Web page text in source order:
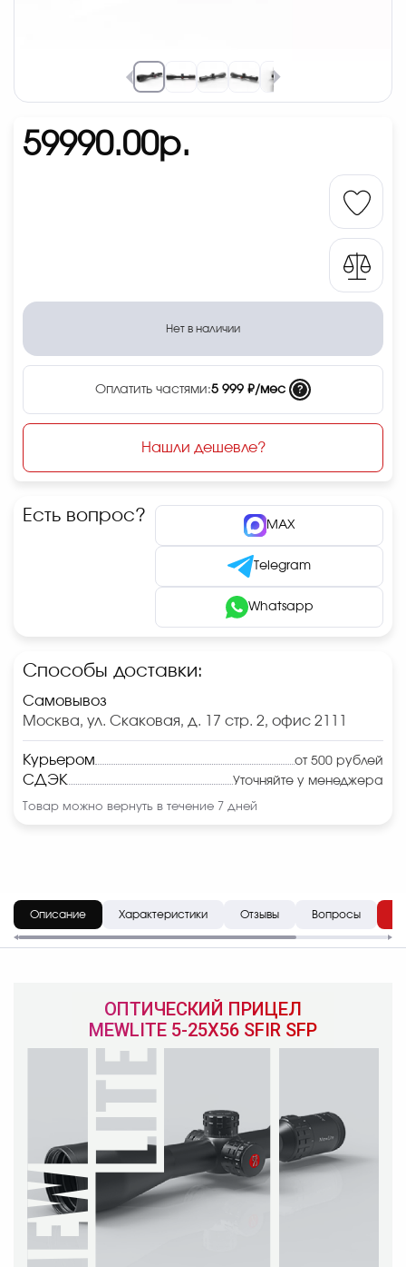
59990.00р.
Нет в наличии
Оплатить частями:5 999 ₽/мес ?
Нашли дешевле?
Есть вопрос? MAX
Telegram
Whatsapp
Способы доставки:
Самовывоз
Москва, ул. Скаковая, д. 17 стр. 2, офис 2111
Курьером от 500 рублей
СДЭК Уточняйте у менеджера
Товар можно вернуть в течение 7 дней
Описание Характеристики Отзывы Вопросы
ОПТИЧЕСКИЙ ПРИЦЕЛ
MEWLITE 5-25X56 SFIR SFP